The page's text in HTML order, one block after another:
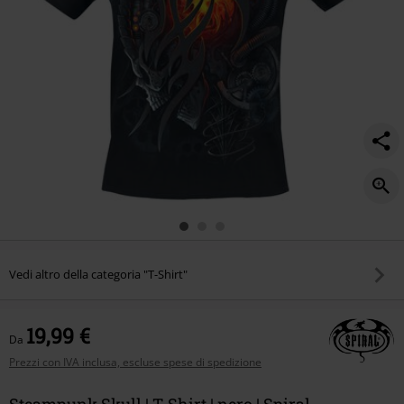
Vedi altro della categoria "T-Shirt"
Da 19,99 €
Prezzi con IVA inclusa, escluse spese di spedizione